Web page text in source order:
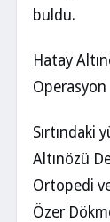
buldu.
Hatay
Operasyon
Sırtındaki
Altınözü
Ortopedi
Özer